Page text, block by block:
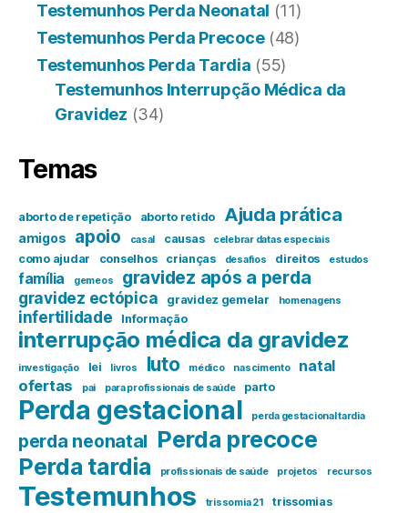
Testemunhos Perda Neonatal (11)
Testemunhos Perda Precoce(48)
Testemunhos Perda Tardia (55)
Testemunhos Interrupção Médica da
Gravidez (34)
Temas
aborto de repetição aborto retido Ajuda prática
amigos apoio casal causas celebrar datas especiais
como ajudar conselhos crianças desafios direitos estudos
família gemeos gravidez após a perda
gravidez ectópica gravidez gemelar homenagens
infertilidade Informação
interrupção médica da gravidez
investigação lei livros luto médico nascimento natal
ofertas pai para profissionais de saúde parto
Perda gestacional perda gestacional tardia
perda neonatal Perda precoce
Perda tardia
profissionais de saúde projetos recursos
Testemunhos trissomia 21 trissomias